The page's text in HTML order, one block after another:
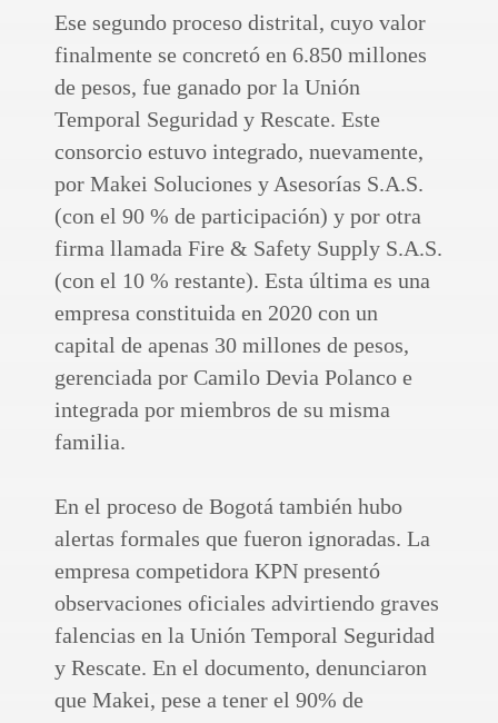
Ese segundo proceso distrital, cuyo valor
finalmente se concretó en 6.850 millones
de pesos, fue ganado por la Unión
Temporal Seguridad y Rescate. Este
consorcio estuvo integrado, nuevamente,
por Makei Soluciones y Asesorías S.A.S.
(con el 90 % de participación) y por otra
firma llamada Fire & Safety Supply S.A.S.
(con el 10 % restante). Esta última es una
empresa constituida en 2020 con un
capital de apenas 30 millones de pesos,
gerenciada por Camilo Devia Polanco e
integrada por miembros de su misma
familia.
En el proceso de Bogotá también hubo
alertas formales que fueron ignoradas. La
empresa competidora KPN presentó
observaciones oficiales advirtiendo graves
falencias en la Unión Temporal Seguridad
y Rescate. En el documento, denunciaron
que Makei, pese a tener el 90% de